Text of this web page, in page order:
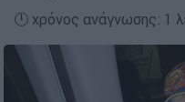
🕛 χρόνος ανάγνωσης: 1